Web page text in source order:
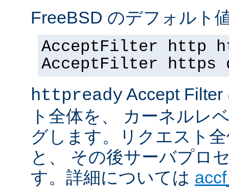
FreeBSD のデフォルト
AcceptFilter http
AcceptFilter https
httpready Accept
ト全体を、 カーネルレ
グします。リクエスト
と、 その後サーバプロ
す。詳細については